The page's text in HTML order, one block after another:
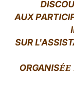
AUX
SUR
ORGANISÉE